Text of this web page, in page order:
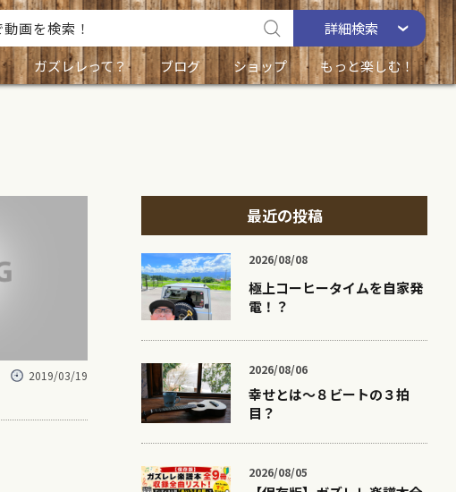
詳細検索
ガズレレって？ ブログ ショップ もっと楽しむ！
2019/03/19
最近の投稿
2026/08/08
極上コーヒータイムを自家発
電！？
2026/08/06
幸せとは〜８ビートの３拍
目？
2026/08/05